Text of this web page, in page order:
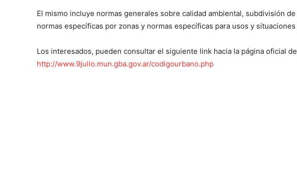
El mismo incluye normas generales sobre calidad ambiental, subdivisión
normas específicas por zonas y normas específicas para usos y
Los interesados, pueden consultar el siguiente link hacia la página oficial
http://www.9julio.mun.gba.gov.ar/codigourbano.php